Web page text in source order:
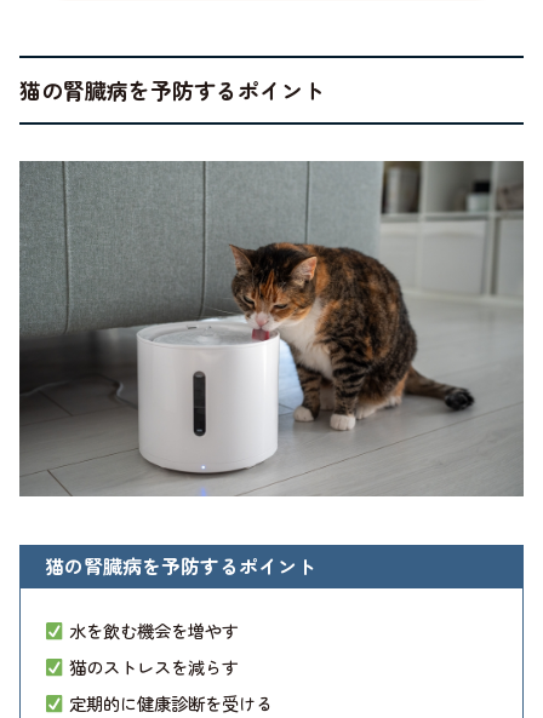
猫の腎臓病を予防するポイント
猫の腎臓病を予防するポイント
水を飲む機会を増やす
猫のストレスを減らす
定期的に健康診断を受ける